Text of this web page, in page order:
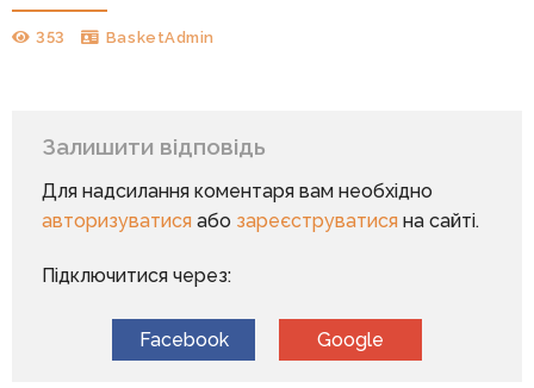
353 BasketAdmin
Залишити відповідь
Для надсилання коментаря вам необхідно
авторизуватисяабо зареєструватисяна сайті.
Підключитися через:
Facebook Google